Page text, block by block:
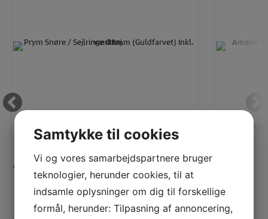
PRYM SNØRE / SEJLRINGE Ø8MM (GULDFARVET)
INKL. VÆRKTØJ.
Vores pris:
90,00KR
Vores pris:
Samtykke til cookies
Vi og vores samarbejdspartnere bruger
teknologier, herunder cookies, til at
indsamle oplysninger om dig til forskellige
formål, herunder: Tilpasning af annoncering,